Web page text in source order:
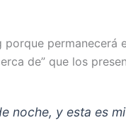
de” que los
noche, y esta es